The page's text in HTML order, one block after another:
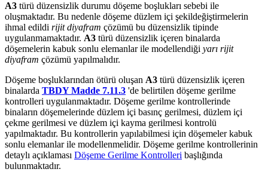
A3 türü düzensizlik durumu döşeme boşlukları sebebi ile
oluşmaktadır. Bu nedenle döşeme düzlem içi şekildeğiştirmelerin
ihmal edildi rijit diyafram çözümü bu düzensizlik tipinde
uygulanmamaktadır. A3 türü düzensizlik içeren binalarda
döşemelerin kabuk sonlu elemanlar ile modellendiği yarı rijit
diyafram çözümü yapılmalıdır.
Döşeme boşluklarından ötürü oluşan A3 türü düzensizlik içeren
binalarda TBDY Madde 7.11.3 'de belirtilen döşeme gerilme
kontrolleri uygulanmaktadır. Döşeme gerilme kontrollerinde
binaların döşemelerinde düzlem içi basınç gerilmesi, düzlem içi
çekme gerilmesi ve düzlem içi kayma gerilmesi kontrolü
yapılmaktadır. Bu kontrollerin yapılabilmesi için döşemeler kabuk
sonlu elemanlar ile modellenmelidir. Döşeme gerilme kontrollerinin
detaylı açıklaması Döşeme Gerilme Kontrolleri başlığında
bulunmaktadır.